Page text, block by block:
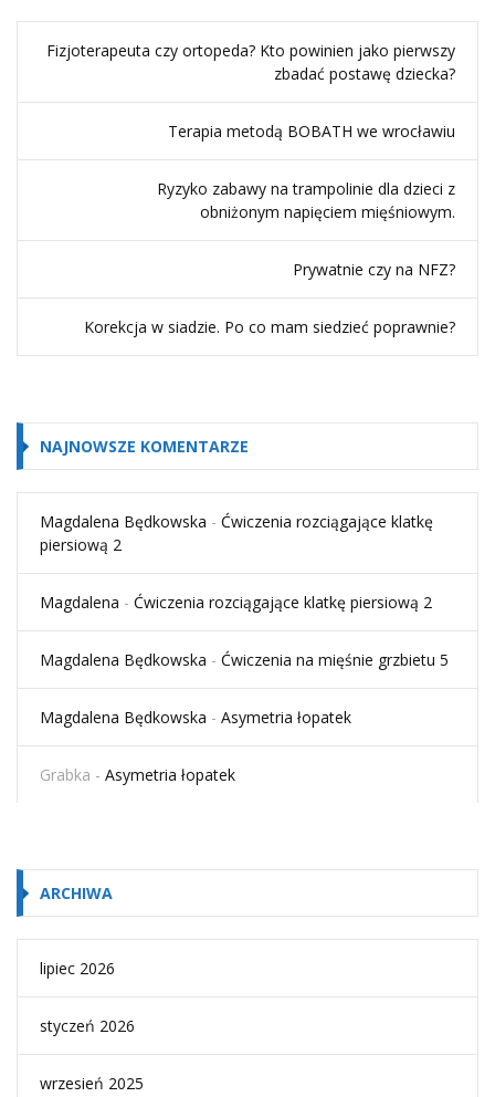
Fizjoterapeuta czy ortopeda? Kto powinien jako pierwszy
zbadać postawę dziecka?
Terapia metodą BOBATH we wrocławiu
Ryzyko zabawy na trampolinie dla dzieci z
obniżonym napięciem mięśniowym.
Prywatnie czy na NFZ?
Korekcja w siadzie. Po co mam siedzieć poprawnie?
NAJNOWSZE KOMENTARZE
Magdalena Będkowska - Ćwiczenia rozciągające klatkę
piersiową 2
Magdalena - Ćwiczenia rozciągające klatkę piersiową 2
Magdalena Będkowska - Ćwiczenia na mięśnie grzbietu 5
Magdalena Będkowska - Asymetria łopatek
Grabka - Asymetria łopatek
ARCHIWA
lipiec 2026
styczeń 2026
wrzesień 2025